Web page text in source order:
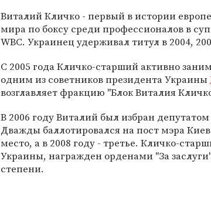
Виталий Кличко - первый в истории
мира по боксу среди профессионалов в
WBC. Украинец удерживал титул в 2004,
С 2005 года Кличко-старший активно
одним из советников президента Украины
возглавляет фракцию "Блок Виталия
В 2006 году Виталий был избран депутатом
Дважды баллотировался на пост мэра
место, а в 2008 году - третье. Кличко-
Украины, награжден орденами "За
степени.